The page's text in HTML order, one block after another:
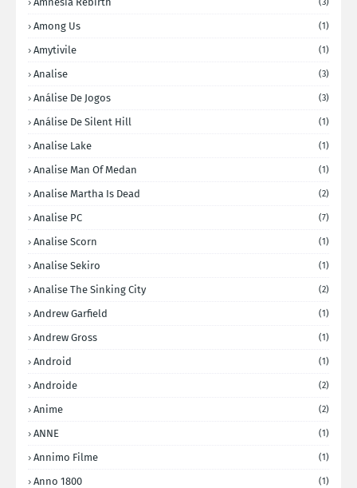
Among Us (1)
Amytivile (1)
Analise (3)
Análise De Jogos (3)
Análise De Silent Hill (1)
Analise Lake (1)
Analise Man Of Medan (1)
Analise Martha Is Dead (2)
Analise PC (7)
Analise Scorn (1)
Analise Sekiro (1)
Analise The Sinking City (2)
Andrew Garfield (1)
Andrew Gross (1)
Android (1)
Androide (2)
Anime (2)
ANNE (1)
Annimo Filme (1)
Anno 1800 (1)